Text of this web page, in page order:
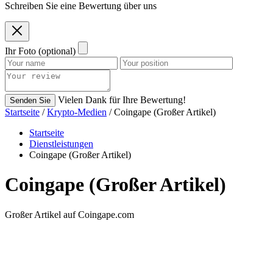
Schreiben Sie eine Bewertung über uns
Ihr Foto (optional)
Senden Sie
Vielen Dank für Ihre Bewertung!
Startseite /Krypto-Medien / Coingape (Großer Artikel)
Startseite
Dienstleistungen
Coingape (Großer Artikel)
Coingape (Großer Artikel)
Großer Artikel auf Coingape.com